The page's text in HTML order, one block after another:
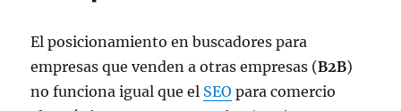
El posicionamiento en buscadores para
empresas que venden a otras empresas (B2B)
no funciona igual que el SEO para comercio